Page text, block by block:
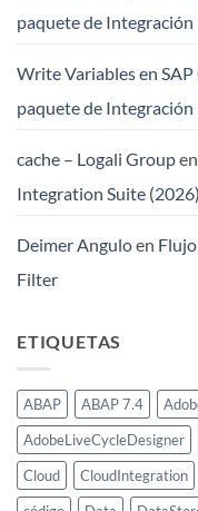
paquete de Integración
Write Variables en
paquete de Integración
cache – Logali Groupen
Integration Suite (2026)
Deimer Anguloen
Filter
ETIQUETAS
ABAP ABAP 7.4
AdobeLiveCycleDesigner
Cloud
CloudIntegration